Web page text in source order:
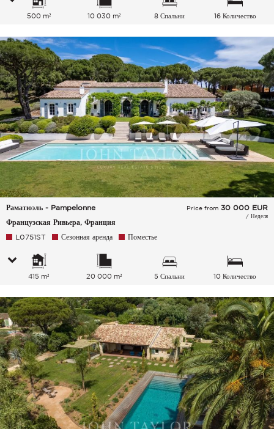
500 m² 10 030 m² 8 Спальни
16 Количество
Раматюэль - Pampelonne
Французская Ривьера, Франция
Price from 30 000 EUR
/ Неделя
L0751ST Сезонная аренда Поместье
415 m² 20 000 m² 5 Спальни
10 Количество